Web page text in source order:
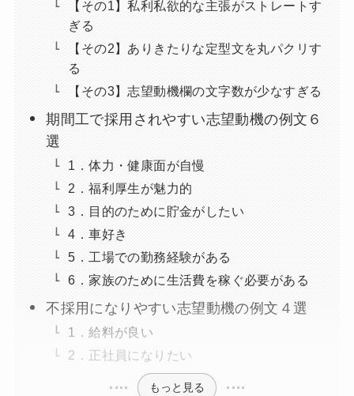
【その1】私利私欲的な主張がストレートす
ぎる
【その2】ありきたりな定型文を丸パクリす
る
【その3】志望動機欄の文字数が少なすぎる
期間工で採用されやすい志望動機の例文６
選
1．体力・健康面が自慢
2．福利厚生が魅力的
3．目的のために貯金がしたい
4．車好き
5．工場での勤務経験がある
6．家族のために生活費を稼ぐ必要がある
不採用になりやすい志望動機の例文４選
1．給料が良い
2．正社員になりたい
もっと見る